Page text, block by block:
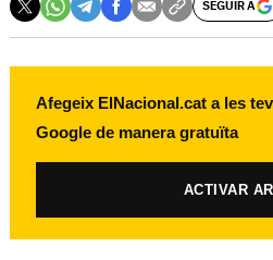
SEGUIR A
Afegeix ElNacional.cat a les
Google de manera gratuïta
ACTIVAR